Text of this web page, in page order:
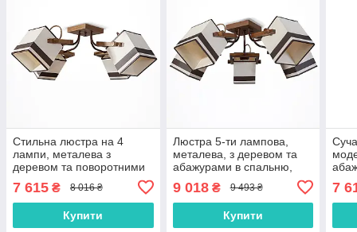
Стильна люстра на 4
лампи, металева з
деревом та поворотними
7 615 ₴ 8 016 ₴
Купити
Люстра 5-ти лампова,
металева, з деревом та
абажурами в спальню,
9 018₴ 9 493 ₴
Купити
7